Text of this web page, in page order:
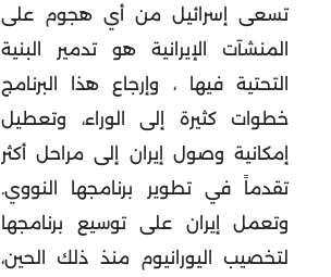
تسعى إسرائيل من أي هجوم على
المنشآت الإيرانية هو تدمير البنية
التحتية فيها ، وإرجاع هذا البرنامج
خطوات كثيرة إلى الوراء، وتعطيل
إمكانية وصول إيران إلى مراحل أكثر
تقدماً في تطوير برنامجها النووي.
وتعمل إيران على توسيع برنامجها
لتخصيب اليورانيوم منذ ذلك الحين،
من
أوروبا
السودان
وإثيوبيا:
جبهة
مواجهة
جديدة
في